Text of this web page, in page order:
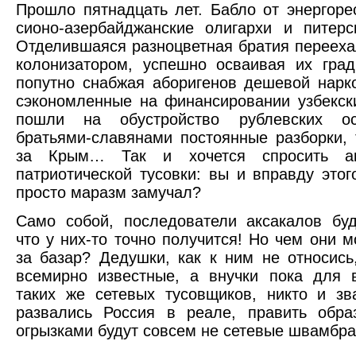
Прошло пятнадцать лет. Бабло от
сионо-азербайджанские олигархи и
Отделившаяся разноцветная братия
колонизатором, успешно осваивая их
попутно снабжая аборигенов дешевой
сэкономленные на финансировании
пошли на обустройство рублевских
братьями-славянами постоянные разборки,
за Крым… Так и хочется спросить
патриотической тусовки: вы и вправду
просто маразм замучал?
Само собой, последователи аксакалов
что у них-то точно получится! Но чем они
за базар? Дедушки, как к ним не
всемирно известные, а внучки пока для
таких же сетевых тусовщиков, никто и
развались Россия в реале, править
огрызками будут совсем не сетевые